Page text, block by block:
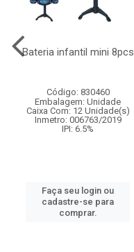
Bateria infantil mini 8pcs
Código: 830460
Embalagem: Unidade
Caixa Com: 12 Unidade(s)
Inmetro: 006763/2019
IPI: 6.5%
Faça seu login ou
cadastre-se para
comprar.